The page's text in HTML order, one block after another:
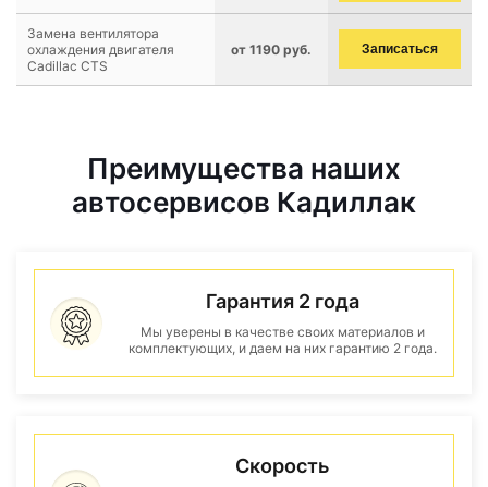
Замена вентилятора
охлаждения двигателя
Cadillac CTS
от 1190 руб. Записаться
Преимущества наших
автосервисов Кадиллак
Гарантия 2 года
Мы уверены в качестве своих материалов и
комплектующих, и даем на них гарантию 2 года.
Скорость